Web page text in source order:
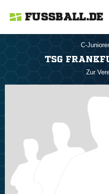
FUSSBALL.DE
C-
TSG
Zur